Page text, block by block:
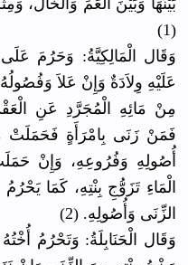
بَيْنَهَا وَبَيْنَ الْعَمِّ وَالْخَال،
(1)
وَقَال الْمَالِكِيَّةُ: وَحَرُمَ
عَلَيْهِ وِلاَدَةٌ وَإِنْ عَلاَ
مِنْ مَائِهِ الْمُجَرَّدِ عَنِ
فَمَنْ زَنَى بِامْرَأَةٍ فَحَمَلَتْ
أُصُولِهِ وَفُرُوعِهِ، وَإِنْ
الْمَاءِ تَزَوُّجِ بِنْتِهِ، كَمَا
الزِّنَى وَأُصُولِهِ. (2)
وَقَال الْحَنَابِلَةُ: وَتَحْرُمُ